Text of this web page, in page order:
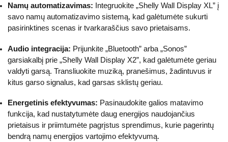
Namų automatizavimas: Integruokite „Shelly Wall Display XL” į
savo namų automatizavimo sistemą, kad galėtumėte sukurti
pasirinktines scenas ir tvarkaraščius savo prietaisams.
Audio integracija: Prijunkite „Bluetooth” arba „Sonos”
garsiakalbį prie „Shelly Wall Display X2”, kad galėtumėte geriau
valdyti garsą. Transliuokite muziką, pranešimus, žadintuvus ir
kitus garso signalus, kad garsas sklistų geriau.
Energetinis efektyvumas: Pasinaudokite galios matavimo
funkcija, kad nustatytumėte daug energijos naudojančius
prietaisus ir priimtumėte pagrįstus sprendimus, kurie pagerintų
bendrą namų energijos vartojimo efektyvumą.